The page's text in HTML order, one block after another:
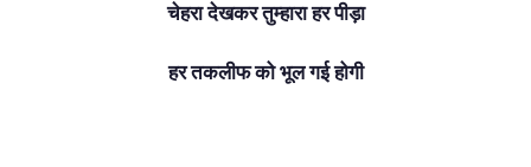
चेहरा देखकर तुम्हारा हर पीड़ा
हर तकलीफ को भूल गई होगी